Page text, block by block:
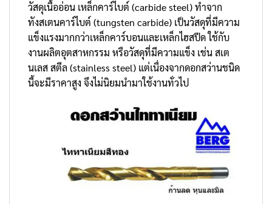
วัสดุเนื้ออ่อน เหล็กคาร์ไบต์ (carbide steel) ทําจาก
ทังสเตนคาร์ไบต์ (tungsten carbide) เป็นวัสดุที่มีความ
แข็งแรงมากกว่าเหล็กคาร์บอนและเหล็กไฮสปีด ใช้กับ
งานผลิตอุตสาหกรรม หรือวัสดุที่มีความแข็ง เช่น สเต
นเลส สตีล (stainless steel) แต่เนื่องจากดอกสว่านชนิด
นี้จะมีราคาสูง จึงไม่นิยมนำมาใช้งานทั่วไป